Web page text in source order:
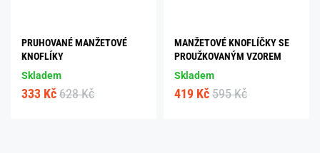
PRUHOVANÉ MANŽETOVÉ
KNOFLÍKY
Skladem
333 Kč 628 Kč
MANŽETOVÉ KNOFLÍČKY SE
PROUŽKOVANÝM VZOREM
Skladem
419 Kč 595 Kč